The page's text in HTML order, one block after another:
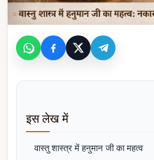
इस लेख में
वास्तु शास्त्र में हनुमान जी का महत्व